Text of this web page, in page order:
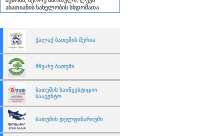
ასათიანის სახელობის სხდომათა
დარბაზი)
ქალაქ ბათუმის მერია
მწვანე ბათუმი
ბათუმის საინვესტიციო
სააგენტო
ბათუმის დელფინარიუმი